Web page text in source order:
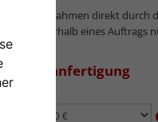
die Bilderrahmen direkt durch
sind innerhalb eines Auftrags
Maßanfertigung